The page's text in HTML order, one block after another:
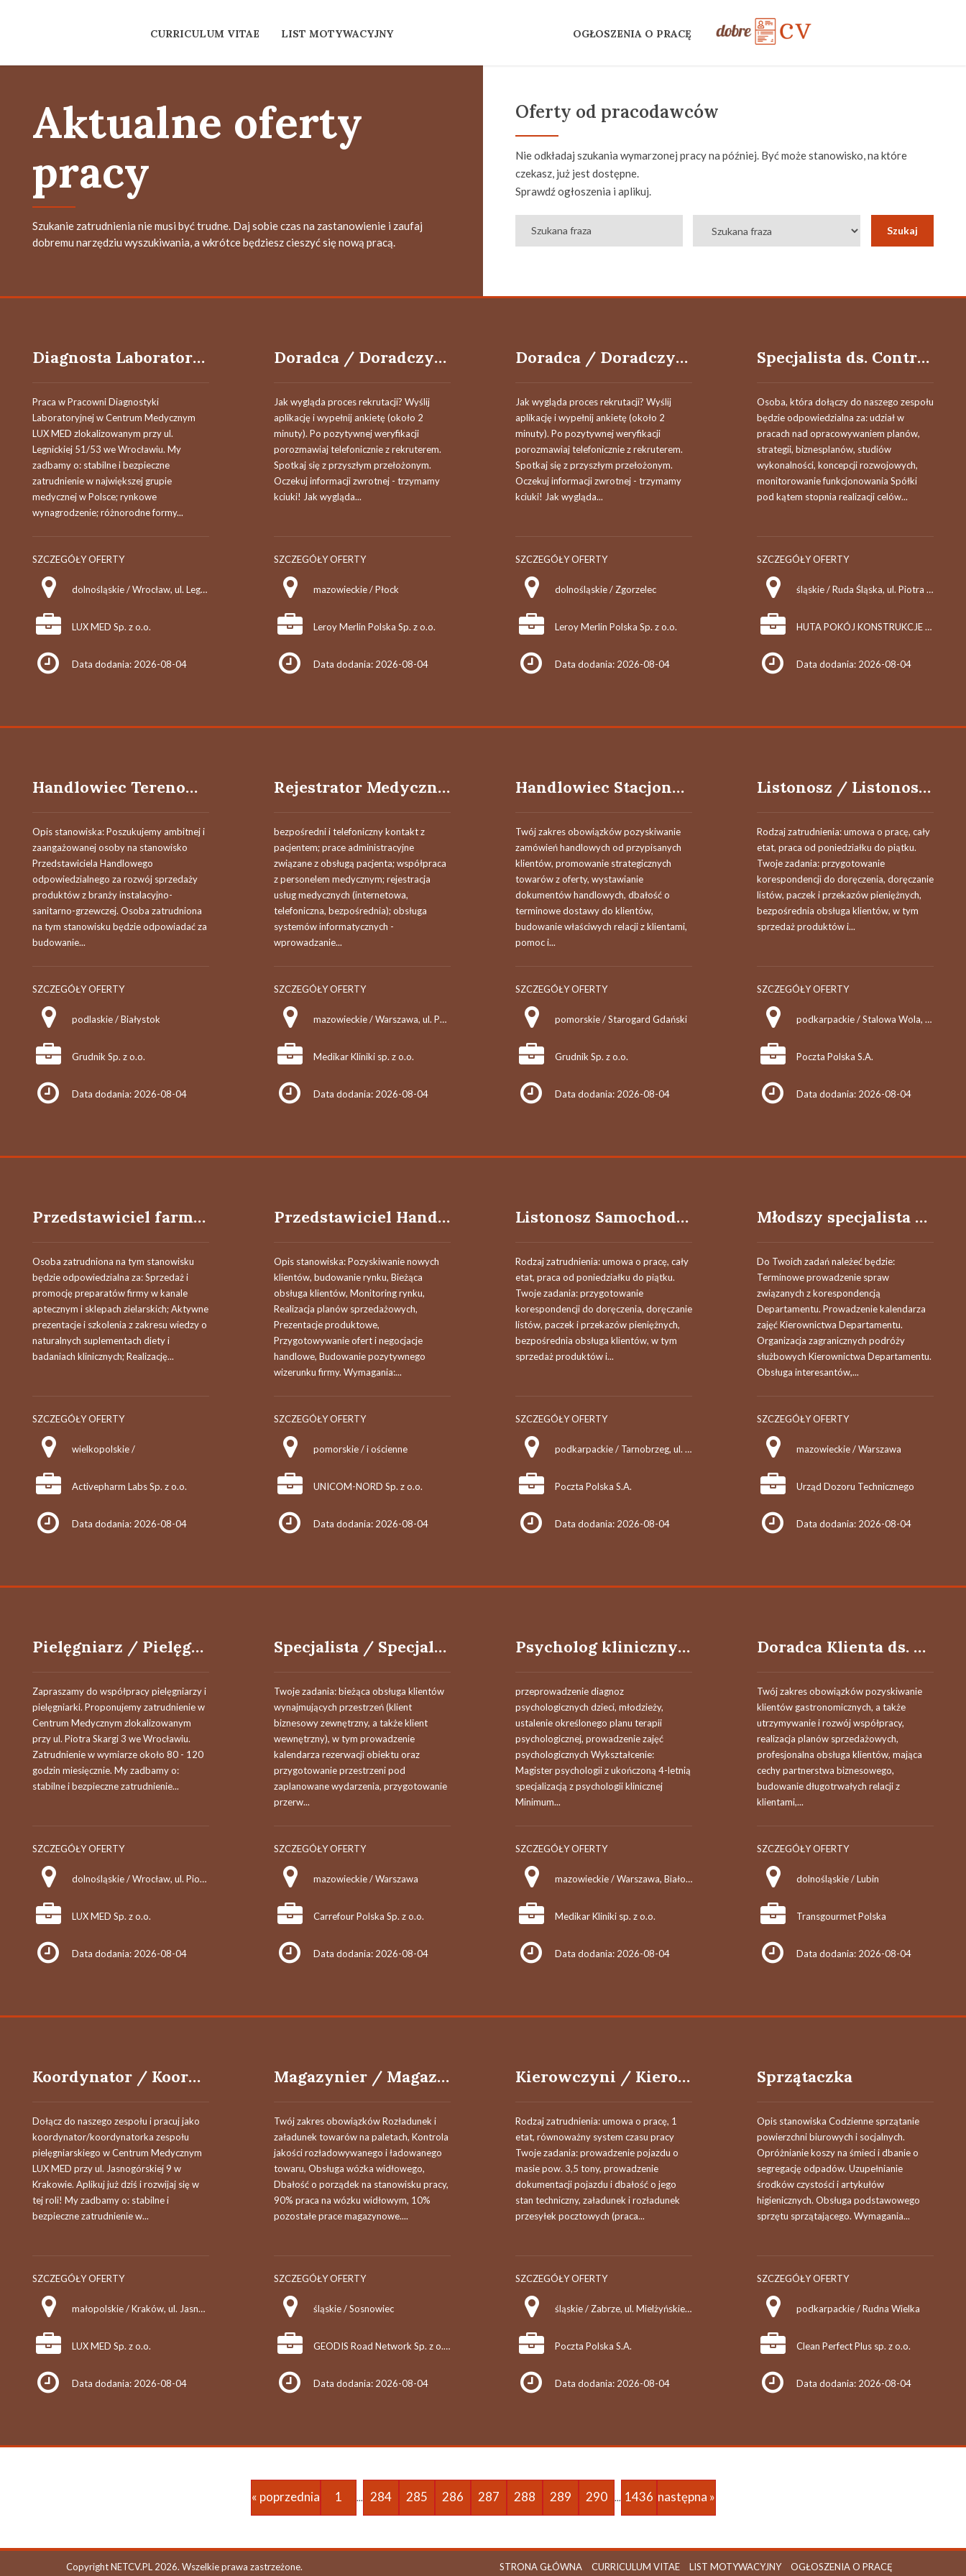
CURRICULUM VITAE LIST MOTYWACYJNY OGŁOSZENIA O PRACĘ
Aktualne oferty
pracy
Szukanie zatrudnienia nie musi być trudne. Daj sobie czas na zastanowienie i zaufaj
dobremu narzędziu wyszukiwania, a wkrótce będziesz cieszyć się nową pracą.
Oferty od pracodawców
Nie odkładaj szukania wymarzonej pracy na później. Być może stanowisko, na które
czekasz, już jest dostępne.
Sprawdź ogłoszenia i aplikuj.
Diagnosta Laboratoryjny / Diagnostka Laboratoryjna
Praca w Pracowni Diagnostyki
Laboratoryjnej w Centrum Medycznym
LUX MED zlokalizowanym przy ul.
Legnickiej 51/53 we Wrocławiu. My
zadbamy o: stabilne i bezpieczne
zatrudnienie w największej grupie
medycznej w Polsce; rynkowe
wynagrodzenie; różnorodne formy...
SZCZEGÓŁY OFERTY
dolnośląskie / Wrocław, ul. Legnicka 51/53
LUX MED Sp. z o.o.
Data dodania: 2026-08-04
Doradca / Doradczyni klienta
Jak wygląda proces rekrutacji? Wyślij
aplikację i wypełnij ankietę (około 2
minuty). Po pozytywnej weryfikacji
porozmawiaj telefonicznie z rekruterem.
Spotkaj się z przyszłym przełożonym.
Oczekuj informacji zwrotnej - trzymamy
kciuki! Jak wygląda...
SZCZEGÓŁY OFERTY
mazowieckie / Płock
Leroy Merlin Polska Sp. z o.o.
Data dodania: 2026-08-04
Doradca / Doradczyni klienta
Jak wygląda proces rekrutacji? Wyślij
aplikację i wypełnij ankietę (około 2
minuty). Po pozytywnej weryfikacji
porozmawiaj telefonicznie z rekruterem.
Spotkaj się z przyszłym przełożonym.
Oczekuj informacji zwrotnej - trzymamy
kciuki! Jak wygląda...
SZCZEGÓŁY OFERTY
dolnośląskie / Zgorzelec
Leroy Merlin Polska Sp. z o.o.
Data dodania: 2026-08-04
Specjalista ds. Controllingu Kobieta / Mężczyzna
Osoba, która dołączy do naszego zespołu
będzie odpowiedzialna za: udział w
pracach nad opracowywaniem planów,
strategii, biznesplanów, studiów
wykonalności, koncepcji rozwojowych,
monitorowanie funkcjonowania Spółki
pod kątem stopnia realizacji celów...
SZCZEGÓŁY OFERTY
śląskie / Ruda Śląska, ul. Piotra Niedurnego 56
HUTA POKÓJ KONSTRUKCJE Sp. z o.o.
Data dodania: 2026-08-04
Handlowiec Terenowy
Opis stanowiska: Poszukujemy ambitnej i
zaangażowanej osoby na stanowisko
Przedstawiciela Handlowego
odpowiedzialnego za rozwój sprzedaży
produktów z branży instalacyjno-
sanitarno-grzewczej. Osoba zatrudniona
na tym stanowisku będzie odpowiadać za
budowanie...
SZCZEGÓŁY OFERTY
podlaskie / Białystok
Grudnik Sp. z o.o.
Data dodania: 2026-08-04
Rejestrator Medyczny / Rejestratorka Medyczna (K/M)
bezpośredni i telefoniczny kontakt z
pacjentem; prace administracyjne
związane z obsługą pacjenta; współpraca
z personelem medycznym; rejestracja
usług medycznych (internetowa,
telefoniczna, bezpośrednia); obsługa
systemów informatycznych -
wprowadzanie...
SZCZEGÓŁY OFERTY
mazowieckie / Warszawa, ul. Puławska 120/124
Medikar Kliniki sp. z o.o.
Data dodania: 2026-08-04
Handlowiec Stacjonarny
Twój zakres obowiązków pozyskiwanie
zamówień handlowych od przypisanych
klientów, promowanie strategicznych
towarów z oferty, wystawianie
dokumentów handlowych, dbałość o
terminowe dostawy do klientów,
budowanie właściwych relacji z klientami,
pomoc i...
SZCZEGÓŁY OFERTY
pomorskie / Starogard Gdański
Grudnik Sp. z o.o.
Data dodania: 2026-08-04
Listonosz / Listonoszka
Rodzaj zatrudnienia: umowa o pracę, cały
etat, praca od poniedziałku do piątku.
Twoje zadania: przygotowanie
korespondencji do doręczenia, doręczanie
listów, paczek i przekazów pieniężnych,
bezpośrednia obsługa klientów, w tym
sprzedaż produktów i...
SZCZEGÓŁY OFERTY
podkarpackie / Stalowa Wola, ul. Księdza Jerzego Popiełuszki 18
Poczta Polska S.A.
Data dodania: 2026-08-04
Przedstawiciel farmaceutyczny
Osoba zatrudniona na tym stanowisku
będzie odpowiedzialna za: Sprzedaż i
promocję preparatów firmy w kanale
aptecznym i sklepach zielarskich; Aktywne
prezentacje i szkolenia z zakresu wiedzy o
naturalnych suplementach diety i
badaniach klinicznych; Realizację...
SZCZEGÓŁY OFERTY
wielkopolskie /
Activepharm Labs Sp. z o.o.
Data dodania: 2026-08-04
Przedstawiciel Handlowy
Opis stanowiska: Pozyskiwanie nowych
klientów, budowanie rynku, Bieżąca
obsługa klientów, Monitoring rynku,
Realizacja planów sprzedażowych,
Prezentacje produktowe,
Przygotowywanie ofert i negocjacje
handlowe, Budowanie pozytywnego
wizerunku firmy. Wymagania:...
SZCZEGÓŁY OFERTY
pomorskie / i ościenne
UNICOM-NORD Sp. z o.o.
Data dodania: 2026-08-04
Listonosz Samochodowy / Listonoszka Samochoodowa
Rodzaj zatrudnienia: umowa o pracę, cały
etat, praca od poniedziałku do piątku.
Twoje zadania: przygotowanie
korespondencji do doręczenia, doręczanie
listów, paczek i przekazów pieniężnych,
bezpośrednia obsługa klientów, w tym
sprzedaż produktów i...
SZCZEGÓŁY OFERTY
podkarpackie / Tarnobrzeg, ul. Sokoła 3A
Poczta Polska S.A.
Data dodania: 2026-08-04
Młodszy specjalista / Młodsza specjalistka ds. planowania i organizacji pracy
Do Twoich zadań należeć będzie:
Terminowe prowadzenie spraw
związanych z korespondencją
Departamentu. Prowadzenie kalendarza
zajęć Kierownictwa Departamentu.
Organizacja zagranicznych podróży
służbowych Kierownictwa Departamentu.
Obsługa interesantów,...
SZCZEGÓŁY OFERTY
mazowieckie / Warszawa
Urząd Dozoru Technicznego
Data dodania: 2026-08-04
Pielęgniarz / Pielęgniarka
Zapraszamy do współpracy pielęgniarzy i
pielęgniarki. Proponujemy zatrudnienie w
Centrum Medycznym zlokalizowanym
przy ul. Piotra Skargi 3 we Wrocławiu.
Zatrudnienie w wymiarze około 80 - 120
godzin miesięcznie. My zadbamy o:
stabilne i bezpieczne zatrudnienie...
SZCZEGÓŁY OFERTY
dolnośląskie / Wrocław, ul. Piotra Skargi 3
LUX MED Sp. z o.o.
Data dodania: 2026-08-04
Specjalista / Specjalistka ds. Eventów i Zarządzania Centrum Smak Kariery (przestrzeń konferencyjno-eventowa)​
Twoje zadania: bieżąca obsługa klientów
wynajmujących przestrzeń (klient
biznesowy zewnętrzny, a także klient
wewnętrzny), w tym prowadzenie
kalendarza rezerwacji obiektu oraz
przygotowanie przestrzeni pod
zaplanowane wydarzenia, przygotowanie
przerw...
SZCZEGÓŁY OFERTY
mazowieckie / Warszawa
Carrefour Polska Sp. z o.o.
Data dodania: 2026-08-04
Psycholog kliniczny (ukończona specjalizacja z psychologii klinicznej) (K/M)
przeprowadzenie diagnoz
psychologicznych dzieci, młodzieży,
ustalenie określonego planu terapii
psychologicznej, prowadzenie zajęć
psychologicznych Wykształcenie:
Magister psychologii z ukończoną 4-letnią
specjalizacją z psychologii klinicznej
Minimum...
SZCZEGÓŁY OFERTY
mazowieckie / Warszawa, Białołęka, / Tarchomin
Medikar Kliniki sp. z o.o.
Data dodania: 2026-08-04
Doradca Klienta ds. HoReCa
Twój zakres obowiązków pozyskiwanie
klientów gastronomicznych, a także
utrzymywanie i rozwój współpracy,
realizacja planów sprzedażowych,
profesjonalna obsługa klientów, mająca
cechy partnerstwa biznesowego,
budowanie długotrwałych relacji z
klientami,...
SZCZEGÓŁY OFERTY
dolnośląskie / Lubin
Transgourmet Polska
Data dodania: 2026-08-04
Koordynator / Koordynatorka Zespołu Pielęgniarskiego
Dołącz do naszego zespołu i pracuj jako
koordynator/koordynatorka zespołu
pielęgniarskiego w Centrum Medycznym
LUX MED przy ul. Jasnogórskiej 9 w
Krakowie. Aplikuj już dziś i rozwijaj się w
tej roli! My zadbamy o: stabilne i
bezpieczne zatrudnienie w...
SZCZEGÓŁY OFERTY
małopolskie / Kraków, ul. Jasnogórska 9
LUX MED Sp. z o.o.
Data dodania: 2026-08-04
Magazynier / Magazynierka
Twój zakres obowiązków Rozładunek i
załadunek towarów na paletach, Kontrola
jakości rozładowywanego i ładowanego
towaru, Obsługa wózka widłowego,
Dbałość o porządek na stanowisku pracy,
90% praca na wózku widłowym, 10%
pozostałe prace magazynowe....
SZCZEGÓŁY OFERTY
śląskie / Sosnowiec
GEODIS Road Network Sp. z o.o.
Data dodania: 2026-08-04
Kierowczyni / Kierowca Samochodu pow. 3,5 Tony
Rodzaj zatrudnienia: umowa o pracę, 1
etat, równoważny system czasu pracy
Twoje zadania: prowadzenie pojazdu o
masie pow. 3,5 tony, prowadzenie
dokumentacji pojazdu i dbałość o jego
stan techniczny, załadunek i rozładunek
przesyłek pocztowych (praca...
SZCZEGÓŁY OFERTY
śląskie / Zabrze, ul. Mielżyńskiego 5
Poczta Polska S.A.
Data dodania: 2026-08-04
Sprzątaczka
Opis stanowiska Codzienne sprzątanie
powierzchni biurowych i socjalnych.
Opróżnianie koszy na śmieci i dbanie o
segregację odpadów. Uzupełnianie
środków czystości i artykułów
higienicznych. Obsługa podstawowego
sprzętu sprzątającego. Wymagania...
SZCZEGÓŁY OFERTY
podkarpackie / Rudna Wielka
Clean Perfect Plus sp. z o.o.
Data dodania: 2026-08-04
« poprzednia 1 ... 284 285 286 287 288 289 290 ... 1436 następna »
Copyright NETCV.PL 2026. Wszelkie prawa zastrzeżone. STRONA GŁÓWNA CURRICULUM VITAE LIST MOTYWACYJNY OGŁOSZENIA O PRACĘ